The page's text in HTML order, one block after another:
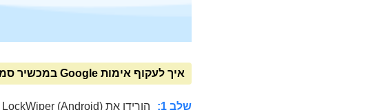
איך לעקוף אימות Google במכשיר סמסונג עם iMyFone LockWiper (Android):
שלב 1: